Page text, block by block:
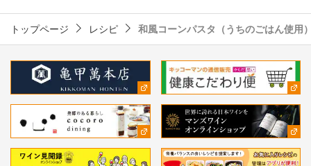
トップページ レシピ 和風コーンパスタ（うちのごはん使用